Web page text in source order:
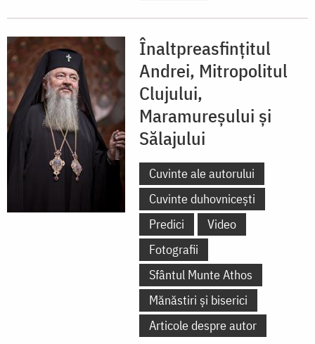
Înaltpreasfințitul
Andrei, Mitropolitul
Clujului,
Maramureșului și
Sălajului
Cuvinte ale autorului
Cuvinte duhovnicești
Predici
Video
Fotografii
Sfântul Munte Athos
Mănăstiri și biserici
Articole despre autor